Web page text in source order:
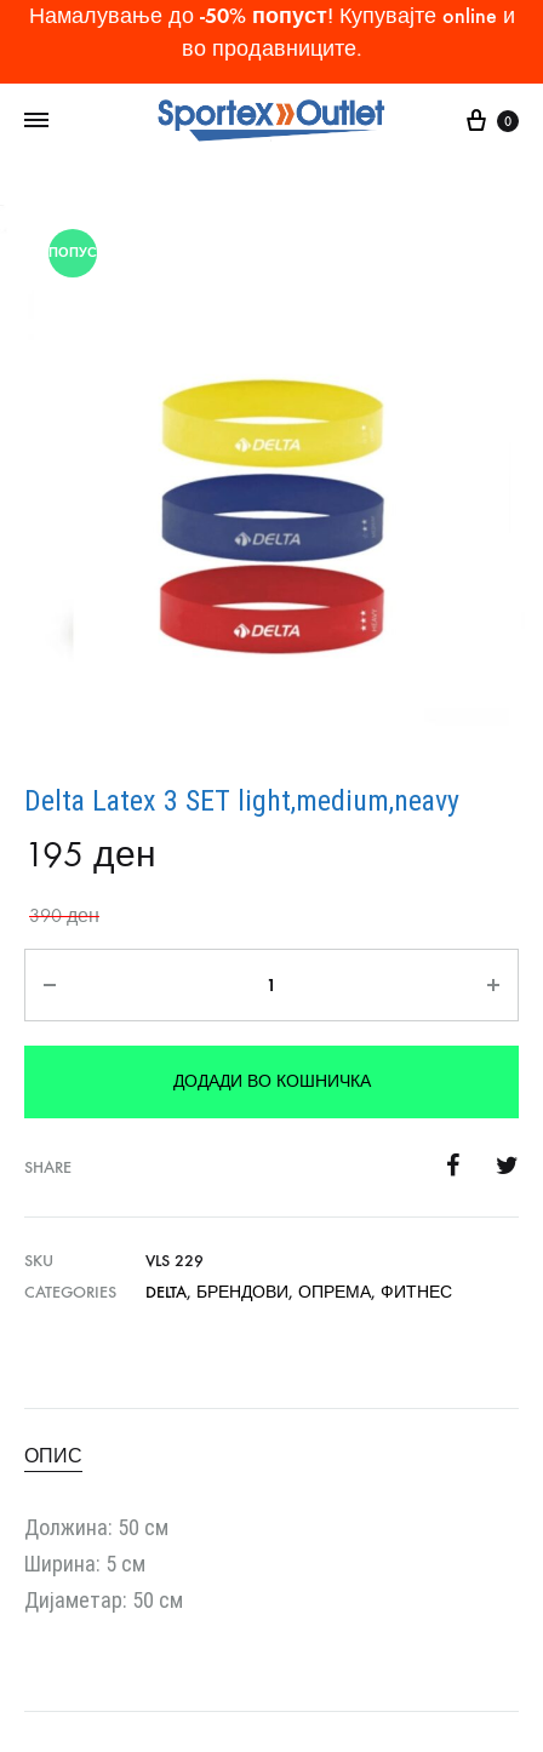
Намалување до -50% попуст! Купувајте online и
во продавниците.
Cart
0
ПОПУСТ
Delta Latex 3 SET light,medium,neavy
195 ден
390ден
ДОДАДИ ВО КОШНИЧКА
SHARE
SKU
VLS 229
CATEGORIES
DELTA, БРЕНДОВИ, ОПРЕМА, ФИТНЕС
ОПИС
Должина: 50 см
Ширина: 5 см
Дијаметар: 50 см